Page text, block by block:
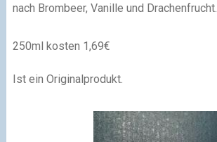
nach Brombeer, Vanille und Drachenfrucht.
250ml kosten 1,69€
Ist ein Originalprodukt.